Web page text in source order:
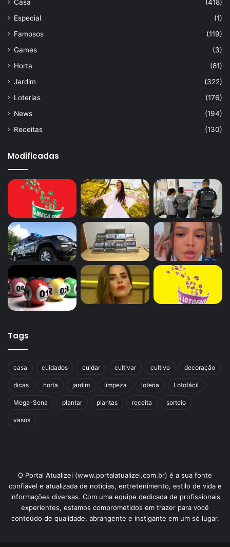
Casa
(418)
Especial
(1)
Famosos
(119)
Games
(3)
Horta
(81)
Jardim
(322)
Loterias
(176)
News
(194)
Receitas
(130)
Modificadas
Tags
casa cuidados cuidar cultivar cultivo decoração
dicas horta jardim limpeza loteria Lotofácil
Mega-Sena plantar plantas receita sorteio
vasos
O Portal Atualizei (www.portalatualizei.com.br) é a sua fonte
confiável e atualizada de notícias, entretenimento, estilo de vida e
informações diversas. Com uma equipe dedicada de profissionais
experientes, estamos comprometidos em trazer para você
conteúdo de qualidade, abrangente e instigante em um só lugar.